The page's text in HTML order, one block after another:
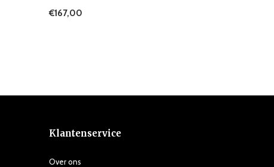
€167,00
Klantenservice
Over ons